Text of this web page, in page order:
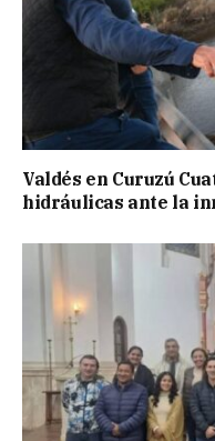
Valdés en Curuzú
hidráulicas ante la